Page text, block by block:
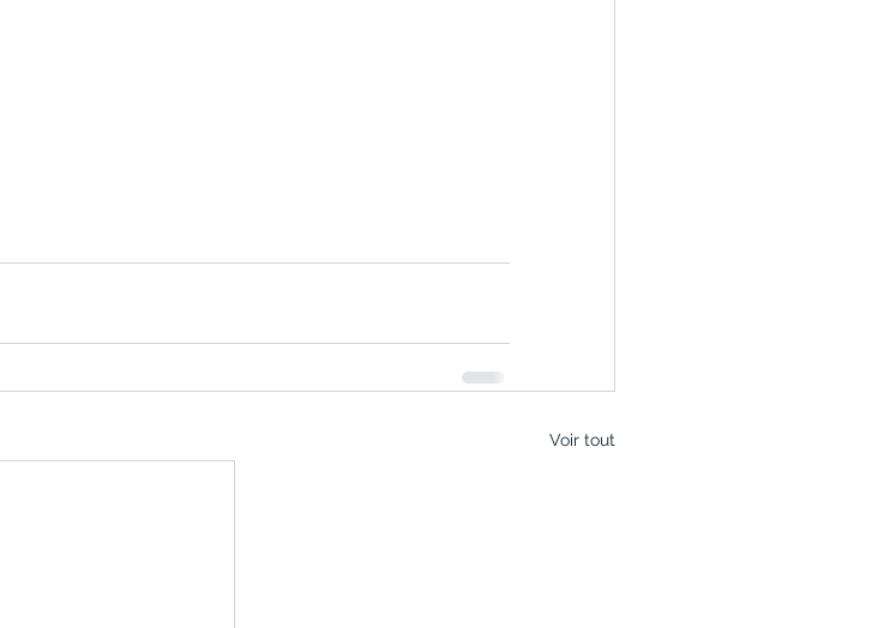
Voir tout